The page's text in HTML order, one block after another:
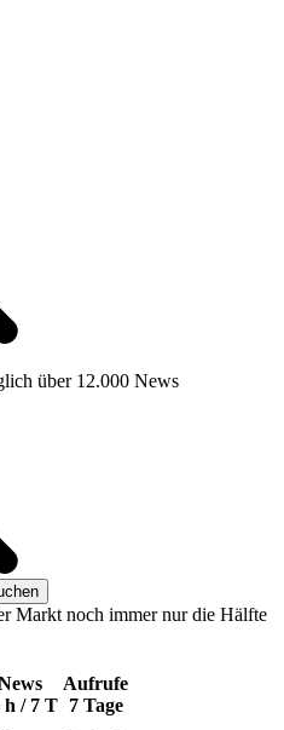
über 12.000 News
Markt noch immer nur die Hälfte
h / 7 T
Aufrufe
7 Tage